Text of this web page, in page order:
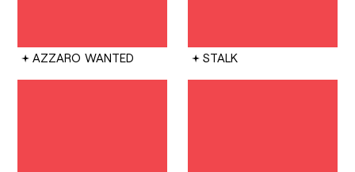
AZZARO WANTED STALK